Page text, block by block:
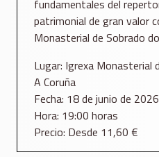
fundamentales del
patrimonial de gran valor
Monasterial de Sobrado
Lugar: Igrexa Monasterial
A Coruña
Fecha: 18 de junio de 2026
Hora: 19:00 horas
Precio: Desde 11,60 €